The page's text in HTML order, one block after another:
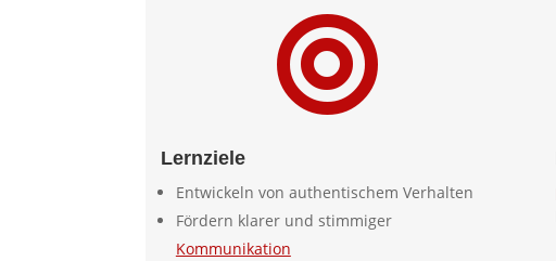

Lernziele
Entwickeln von authentischem Verhalten
Fördern klarer und stimmiger
Kommunikation